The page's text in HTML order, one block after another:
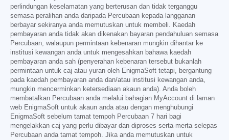
perlindungan keselamatan yang berterusan dan tidak terganggu
semasa peralihan anda daripada Percubaan kepada langganan
berbayar sekiranya anda memutuskan untuk membeli. Kaedah
pembayaran anda tidak akan dikenakan bayaran pendahuluan semasa
Percubaan, walaupun permintaan kebenaran mungkin dihantar ke
institusi kewangan anda untuk mengesahkan bahawa kaedah
pembayaran anda sah (penyerahan kebenaran tersebut bukanlah
permintaan untuk caj atau yuran oleh EnigmaSoft tetapi, bergantung
pada kaedah pembayaran anda dan/atau institusi kewangan anda,
mungkin mencerminkan ketersediaan akaun anda). Anda boleh
membatalkan Percubaan anda melalui bahagian MyAccount di laman
web EnigmaSoft untuk akaun anda atau dengan menghubungi
EnigmaSoft sebelum tamat tempoh Percubaan 7 hari bagi
mengelakkan caj yang perlu dibayar dan diproses serta-merta selepas
Percubaan anda tamat tempoh. Jika anda memutuskan untuk